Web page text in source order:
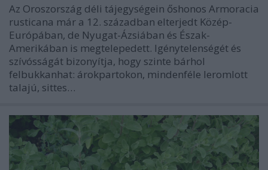
Az Oroszország déli tájegységein őshonos Armoracia
rusticana már a 12. században elterjedt Közép-
Európában, de Nyugat-Ázsiában és Észak-
Amerikában is megtelepedett. Igénytelenségét és
szívósságát bizonyítja, hogy szinte bárhol
felbukkanhat: árokpartokon, mindenféle leromlott
talajú, sittes…